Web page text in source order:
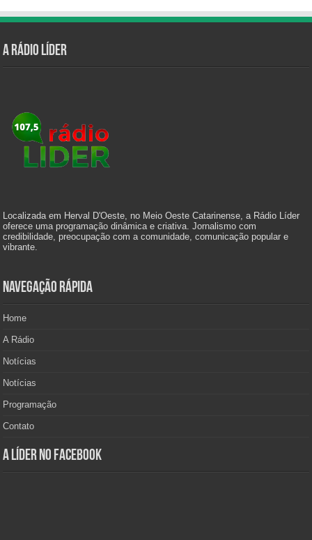
A Rádio Líder
Localizada em Herval D'Oeste, no Meio Oeste Catarinense, a Rádio Líder
oferece uma programação dinâmica e criativa. Jornalismo com
credibilidade, preocupação com a comunidade, comunicação popular e
vibrante.
Navegação Rápida
Home
A Rádio
Notícias
Notícias
Programação
Contato
A Líder no Facebook